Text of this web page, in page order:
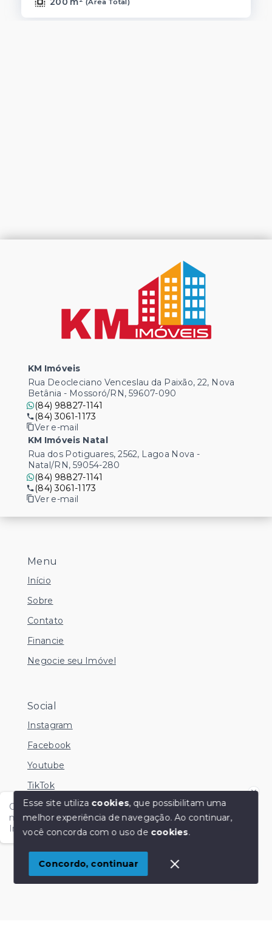
(Área Total)
Olá me chamo Kamila e estou disponível nesse
momento para esclarecer dúvidas no Whatsapp.
Independente do horário é só chamar!
Menu
Início
Sobre
Contato
Financie
Negocie seu Imóvel
Social
Instagram
Facebook
Youtube
TikTok
© Copyright 2026 - KM Imóveis - Todos os direitos
SITE PARA IMOBILIARIA
KM Imóveis
Rua Deocleciano Venceslau da Paixão, 22, Nova
Betânia - Mossoró/RN, 59607-090
(84) 98827-1141
(84) 3061-1173
Ver e-mail
KM Imóveis Natal
Rua dos Potiguares, 2562, Lagoa Nova -
Natal/RN, 59054-280
(84) 98827-1141
(84) 3061-1173
Ver e-mail
Esse site utiliza cookies, que possibilitam uma
melhor experiência de navegação.Ao continuar,
você concorda com o uso de cookies.
Concordo, continuar